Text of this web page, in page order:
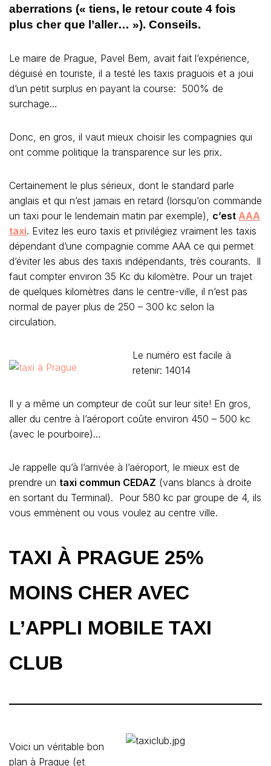
aberrations (« tiens, le retour coute 4 fois
plus cher que l’aller… »). Conseils.
Le maire de Prague, Pavel Bem, avait fait l’expérience,
déguisé en touriste, il a testé les taxis praguois et a joui
d’un petit surplus en payant la course: 500% de
surchage…
Donc, en gros, il vaut mieux choisir les compagnies qui
ont comme politique la transparence sur les prix.
Certainement le plus sérieux, dont le standard parle
anglais et qui n’est jamais en retard (lorsqu’on commande
un taxi pour le lendemain matin par exemple), c’est AAA
taxi. Evitez les euro taxis et privilégiez vraiment les taxis
dépendant d’une compagnie comme AAA ce qui permet
d’éviter les abus des taxis indépendants, très courants. Il
faut compter environ 35 Kc du kilomètre. Pour un trajet
de quelques kilomètres dans le centre-ville, il n’est pas
normal de payer plus de 250 – 300 kc selon la
circulation.
Le numéro est facile à
retenir: 14014
Il y a même un compteur de coût sur leur site! En gros,
aller du centre à l’aéroport coûte environ 450 – 500 kc
(avec le pourboire)…
Je rappelle qu’à l’arrivée à l’aéroport, le mieux est de
prendre un taxi commun CEDAZ (vans blancs à droite
en sortant du Terminal). Pour 580 kc par groupe de 4, ils
vous emmènent ou vous voulez au centre ville.
TAXI À PRAGUE 25%
MOINS CHER AVEC
L’APPLI MOBILE TAXI
CLUB
Voici un véritable bon
plan à Prague (et